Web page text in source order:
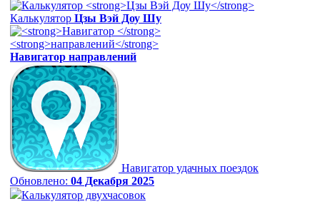
Калькулятор Цзы Вэй Доу Шу
Навигатор направлений
Навигатор удачных поездок
Обновлено: 04 Декабря 2025
Калькулятор двухчасовок